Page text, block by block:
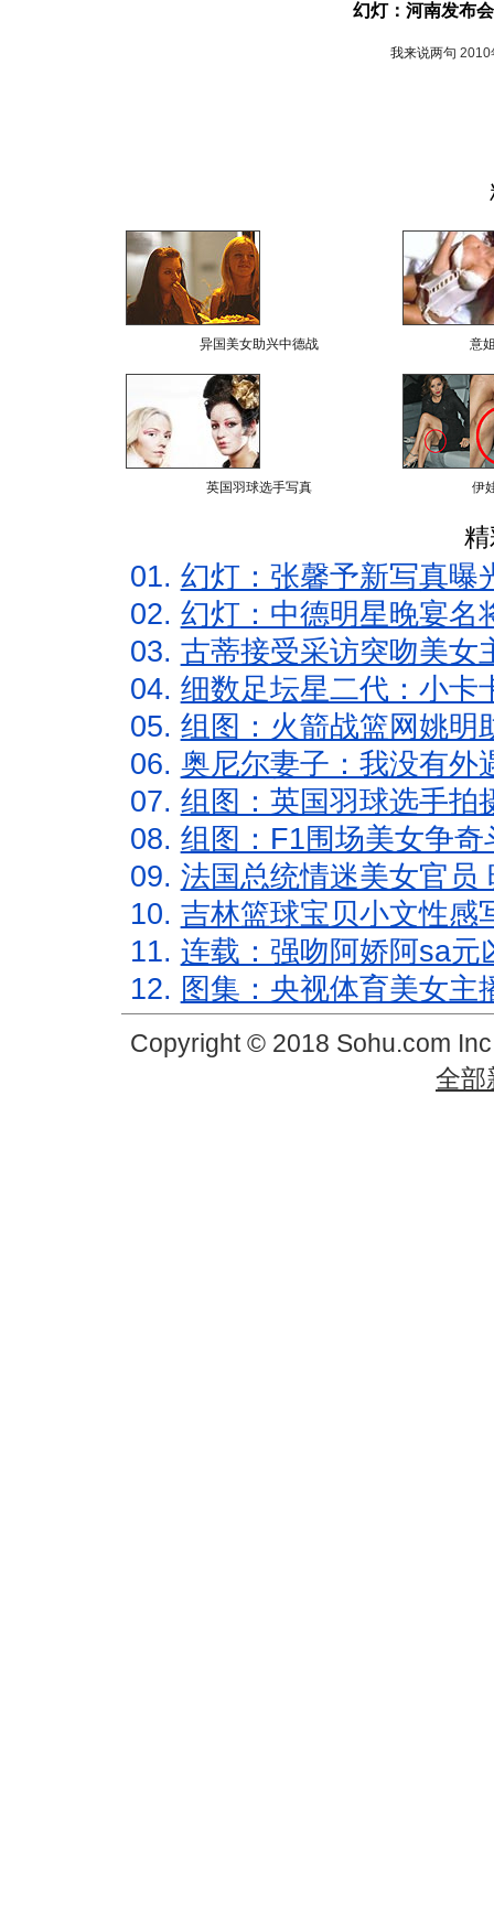
幻灯：河南发布
我来说两句 2010
异国美女助兴中德战 意
英国羽球选手写真 伊
01. 幻灯：张馨予新写真曝
02. 幻灯：中德明星晚宴名
03. 古蒂接受采访突吻美女
04. 细数足坛星二代：小卡
05. 组图：火箭战篮网姚明
06. 奥尼尔妻子：我没有外
07. 组图：英国羽球选手拍
08. 组图：F1围场美女争
09. 法国总统情迷美女官员
10. 吉林篮球宝贝小文性感
11. 连载：强吻阿娇阿sa元
12. 图集：央视体育美女主
Copyright © 2018 Sohu.com
全部